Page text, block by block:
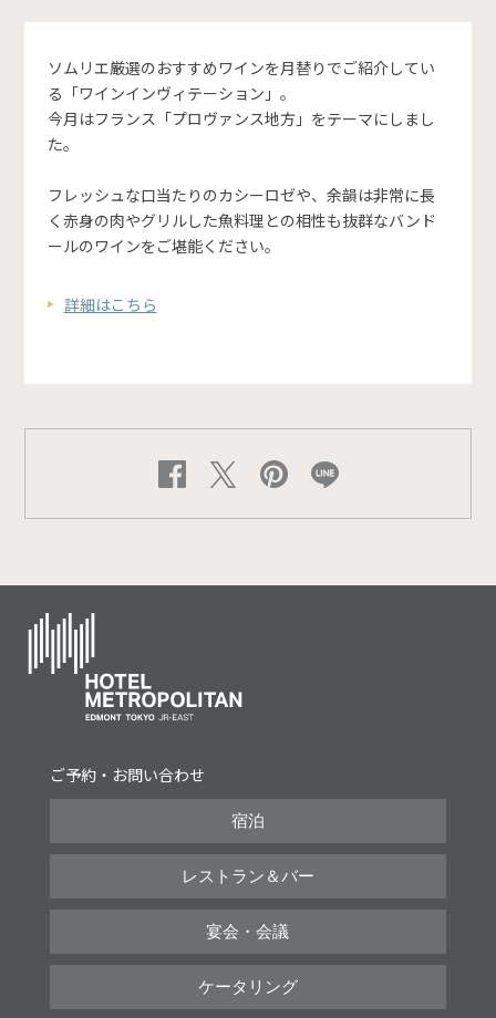
ソムリエ厳選のおすすめワインを月替りでご紹介してい
る「ワインインヴィテーション」。
今月はフランス「プロヴァンス地方」をテーマにしまし
た。
フレッシュな口当たりのカシーロゼや、余韻は非常に長
く赤身の肉やグリルした魚料理との相性も抜群なバンド
ールのワインをご堪能ください。
詳細はこちら
ご予約・お問い合わせ
宿泊
レストラン＆バー
宴会・会議
ケータリング